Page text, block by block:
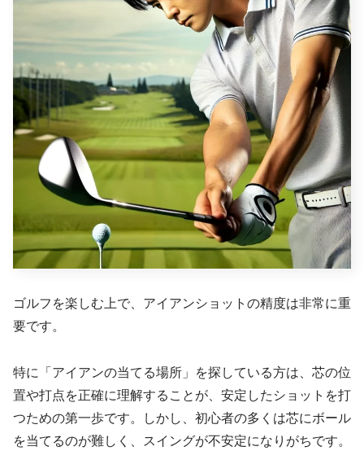
ゴルフを楽しむ上で、アイアンショットの精度は非常に重
要です。
特に「アイアンの当てる場所」を探している方は、芯の位
置や打点を正確に理解することが、安定したショットを打
つための第一歩です。しかし、初心者の多くは芯にボール
を当てるのが難しく、スイングが不安定になりがちです。